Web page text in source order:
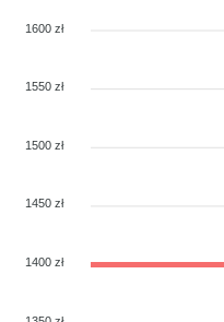
1600 zł
1550 zł
1500 zł
1450 zł
1400 zł